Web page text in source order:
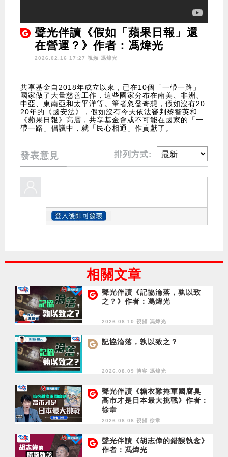
聲光伴讀《假如「蘋果日報」還
在營運？》作者：馮煒光
2026.02.16 17:27 視頻 馮煒光
共享基金自2018年成立以來，已在10個「一帶一路」
國家做了大量慈善工作，這些國家分布在南美、非洲、
中亞、東南亞和太平洋等。筆者忽發奇想，假如沒有20
20年的《國安法》，假如沒有今天依法審判黎智英和
《蘋果日報》高層，共享基金會或不可能在國家的「一
帶一路」倡議中，就「民心相通」作貢獻了。
發表意見 排列方式:
相關文章
聲光伴讀《記協淪落，孰以致
之？》作者：馮煒光
2026.08.10 視頻 馮煒光
記協淪落，孰以致之？
2026.08.09 博客 馮煒光
聲光伴讀《糖衣難掩軍國腐臭
高市才是日本最大挑戰》作者：
徐韋
2026.08.08 視頻 徐韋
聲光伴讀《胡志偉的錯誤執念》
作者：馮煒光